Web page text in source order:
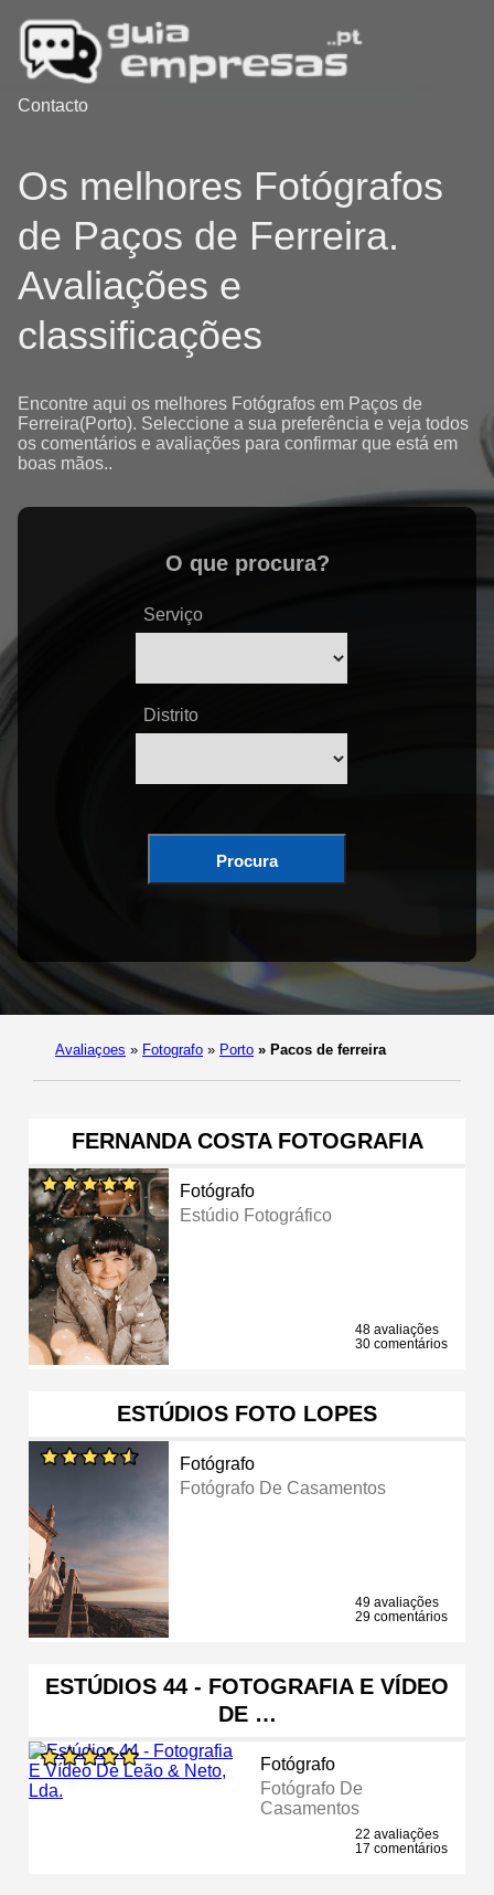
Contacto
Os melhores Fotógrafos
de Paços de Ferreira.
Avaliações e
classificações
Encontre aqui os melhores Fotógrafos em Paços de
Ferreira(Porto). Seleccione a sua preferência e veja todos
os comentários e avaliações para confirmar que está em
boas mãos..
O que procura?
Serviço
Distrito
Procura
Avaliaçoes » Fotografo » Porto » Pacos de ferreira
FERNANDA COSTA FOTOGRAFIA
Fotógrafo
Estúdio Fotográfico
48 avaliações
30 comentários
ESTÚDIOS FOTO LOPES
Fotógrafo
Fotógrafo De Casamentos
49 avaliações
29 comentários
ESTÚDIOS 44 - FOTOGRAFIA E VÍDEO
DE …
Fotógrafo
Fotógrafo De
Casamentos
22 avaliações
17 comentários